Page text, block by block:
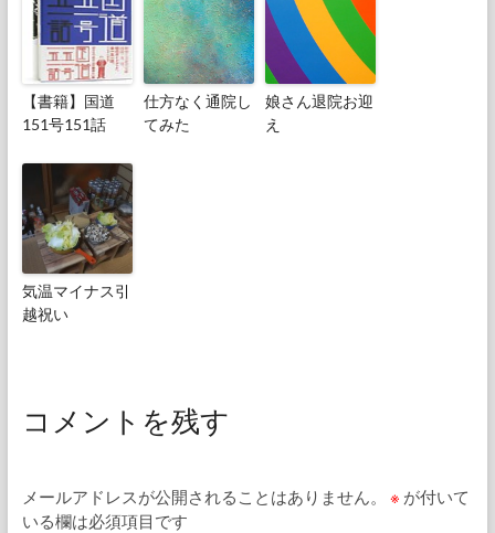
【書籍】国道
151号151話
仕方なく通院し
てみた
娘さん退院お迎
え
気温マイナス引
越祝い
コメントを残す
メールアドレスが公開されることはありません。 ※ が付いて
いる欄は必須項目です